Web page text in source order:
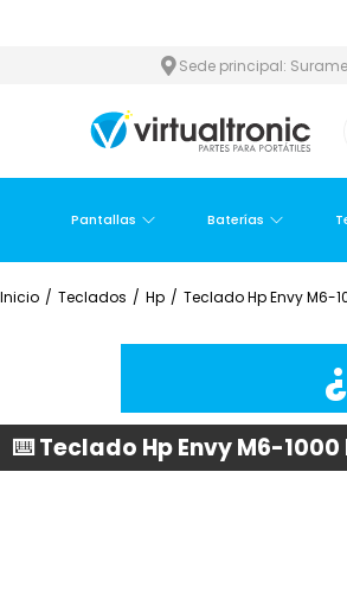
Sede principal:
Pantallas Baterías
Inicio / Teclados / Hp / Teclado Hp Envy M6-
⌨️ Teclado Hp Envy M6-1000